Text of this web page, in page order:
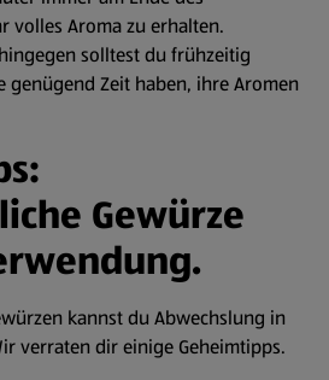
volles Aroma zu erhalten.
solltest du frühzeitig
genügend Zeit haben, ihre Aromen
Gewürze
kannst du Abwechslung in
verraten dir einige Geheimtipps.